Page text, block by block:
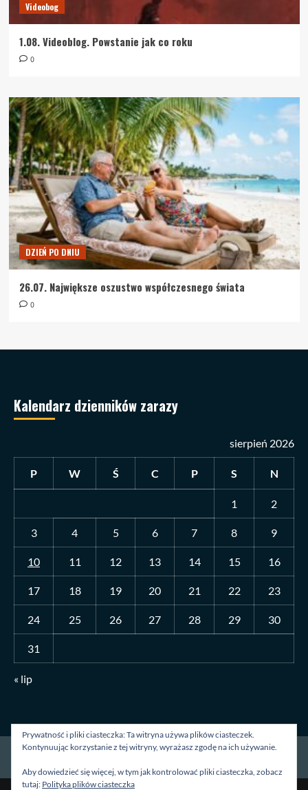
Videobog
1.08. Videoblog. Powstanie jak co roku
0
DZIEŃ PO DNIU
26.07. Największe oszustwo współczesnego świata
0
Kalendarz dzienników zarazy
sierpień 2026
P W Ś C P S N
1 2
3 4 5 6 7 8 9
10 11 12 13 14 15 16
17 18 19 20 21 22 23
24 25 26 27 28 29 30
31
« lip
Strona główna O mnie Blog Kontakt
Prywatność i pliki ciasteczka: Ta witryna używa plików ciasteczek.
Kontynuując korzystanie z tej witryny, wyrażasz zgodę na ich używanie.
Aby dowiedzieć się więcej, w tym jak kontrolować pliki ciasteczka, zobacz
tutaj: Polityka plików ciasteczka